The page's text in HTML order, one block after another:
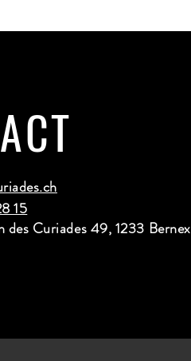
15
des Curiades 49, 1233 Bernex